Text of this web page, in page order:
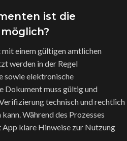
ist die
einem gültigen amtlichen
werden in der Regel
sowie elektronische
Dokument muss gültig und
technisch und rechtlich
Während des Prozesses
klare Hinweise zur Nutzung